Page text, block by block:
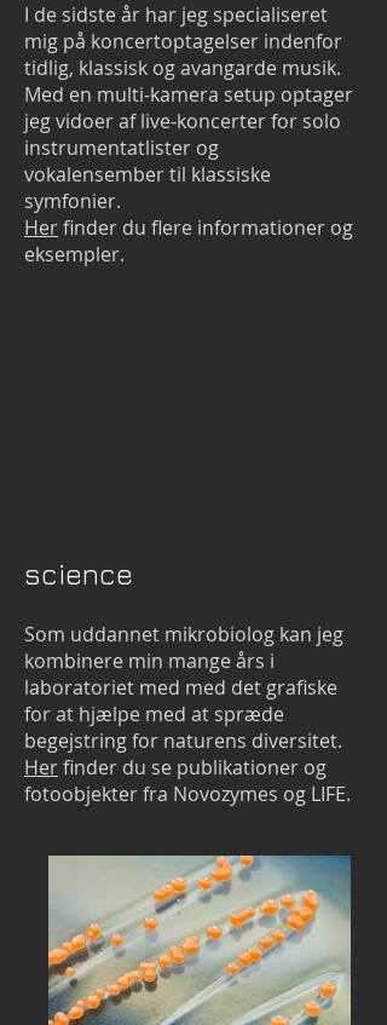
I de sidste år har jeg specialiseret
mig på koncertoptagelser indenfor
tidlig, klassisk og avangarde musik.
Med en multi-kamera setup optager
jeg vidoer af live-koncerter for solo
instrumentatlister og
vokalensember til klassiske
symfonier.
Herfinder du flere informationer og
eksempler.
science
Som uddannet mikrobiolog kan jeg
kombinere min mange års i
laboratoriet med med det grafiske
for at hjælpe med at spræde
begejstring for naturens diversitet.
Herfinder du se publikationer og
fotoobjekter fra Novozymes og LIFE.